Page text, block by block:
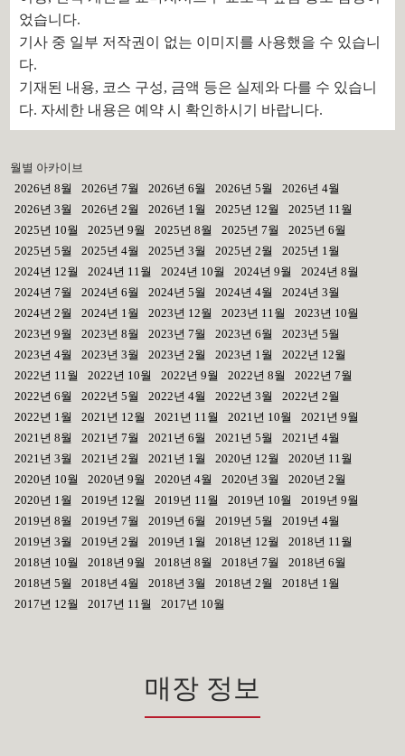
었습니다.
기사 중 일부 저작권이 없는 이미지를 사용했을 수 있습니
다.
기재된 내용, 코스 구성, 금액 등은 실제와 다를 수 있습니
다. 자세한 내용은 예약 시 확인하시기 바랍니다.
월별 아카이브
2026년 8월
2026년 7월 2026년 6월 2026년 5월
2026년 4월
2026년 3월
2026년 2월 2026년 1월 2025년 12월
2025년 11월
2025년 10월
2025년 9월 2025년 8월 2025년 7월
2025년 6월
2025년 5월
2025년 4월 2025년 3월 2025년 2월
2025년 1월
2024년 12월
2024년 11월 2024년 10월 2024년 9월
2024년 8월
2024년 7월
2024년 6월 2024년 5월 2024년 4월
2024년 3월
2024년 2월
2024년 1월 2023년 12월 2023년 11월
2023년 10월
2023년 9월
2023년 8월 2023년 7월 2023년 6월
2023년 5월
2023년 4월
2023년 3월 2023년 2월 2023년 1월
2022년 12월
2022년 11월
2022년 10월 2022년 9월 2022년 8월
2022년 7월
2022년 6월
2022년 5월 2022년 4월 2022년 3월
2022년 2월
2022년 1월
2021년 12월 2021년 11월 2021년 10월
2021년 9월
2021년 8월
2021년 7월 2021년 6월 2021년 5월
2021년 4월
2021년 3월
2021년 2월 2021년 1월 2020년 12월
2020년 11월
2020년 10월
2020년 9월 2020년 4월 2020년 3월
2020년 2월
2020년 1월
2019년 12월 2019년 11월 2019년 10월
2019년 9월
2019년 8월
2019년 7월 2019년 6월 2019년 5월
2019년 4월
2019년 3월
2019년 2월 2019년 1월 2018년 12월
2018년 11월
2018년 10월
2018년 9월 2018년 8월 2018년 7월
2018년 6월
2018년 5월
2018년 4월 2018년 3월 2018년 2월
2018년 1월
2017년 12월
2017년 11월 2017년 10월
매장 정보